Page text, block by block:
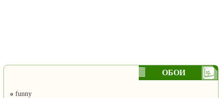
ОБОИ
funny